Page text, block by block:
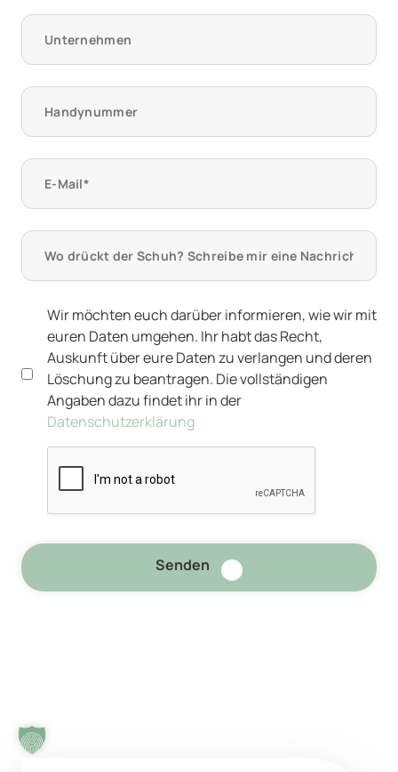
Wir möchten euch darüber informieren, wie wir mit
euren Daten umgehen. Ihr habt das Recht,
Auskunft über eure Daten zu verlangen und deren
Löschung zu beantragen. Die vollständigen
Angaben dazu findet ihr in der
Datenschutzerklärung
Senden